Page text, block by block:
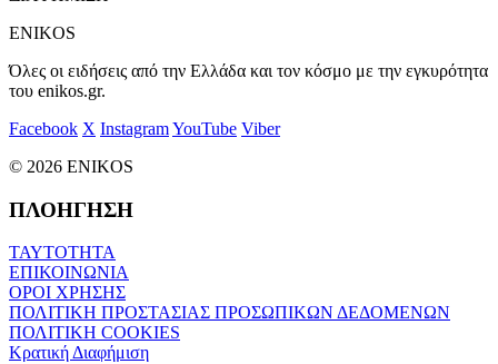
ENIKOS
Όλες οι ειδήσεις από την Ελλάδα και τον κόσμο με την εγκυρότητα
του enikos.gr.
Facebook X InstagramYouTube Viber
© 2026 ENIKOS
ΠΛΟΗΓΗΣΗ
ΤΑΥΤΟΤΗΤΑ
ΕΠΙΚΟΙΝΩΝΙΑ
ΟΡΟΙ ΧΡΗΣΗΣ
ΠΟΛΙΤΙΚΗ ΠΡΟΣΤΑΣΙΑΣ ΠΡΟΣΩΠΙΚΩΝ ΔΕΔΟΜΕΝΩΝ
ΠΟΛΙΤΙΚΗ COOKIES
Κρατική Διαφήμιση